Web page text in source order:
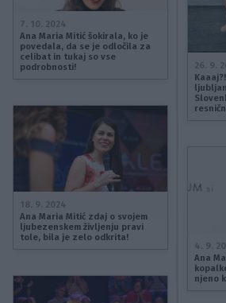
Vid Valič,Eva Virc Tin Vodopivec
7. 10. 2024
Ana Maria Mitić šokirala, ko je
povedala, da se je odločila za
celibat in tukaj so vse
podrobnosti!
26. 9.
18. 9. 2024
Ana Maria Mitić zdaj o svojem
ljubezenskem življenju pravi
tole, bila je zelo odkrita!
4. 9.
Ana
njeno